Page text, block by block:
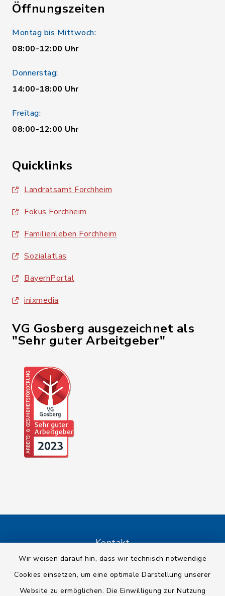
Wir weisen darauf hin, dass wir technisch notwendige
Cookies einsetzen, um eine optimale Darstellung unserer
Website zu ermöglichen. Die Einwilligung zur Nutzung
Öffnungszeiten
Montag bis Mittwoch:
08:00-12:00 Uhr
Donnerstag:
14:00-18:00 Uhr
Freitag:
08:00-12:00 Uhr
Quicklinks
Landratsamt Forchheim
Fokus Forchheim
Familienleben Forchheim
Sozialatlas
BayernPortal
inixmedia
VG Gosberg ausgezeichnet als
"Sehr guter Arbeitgeber"
Kontakt